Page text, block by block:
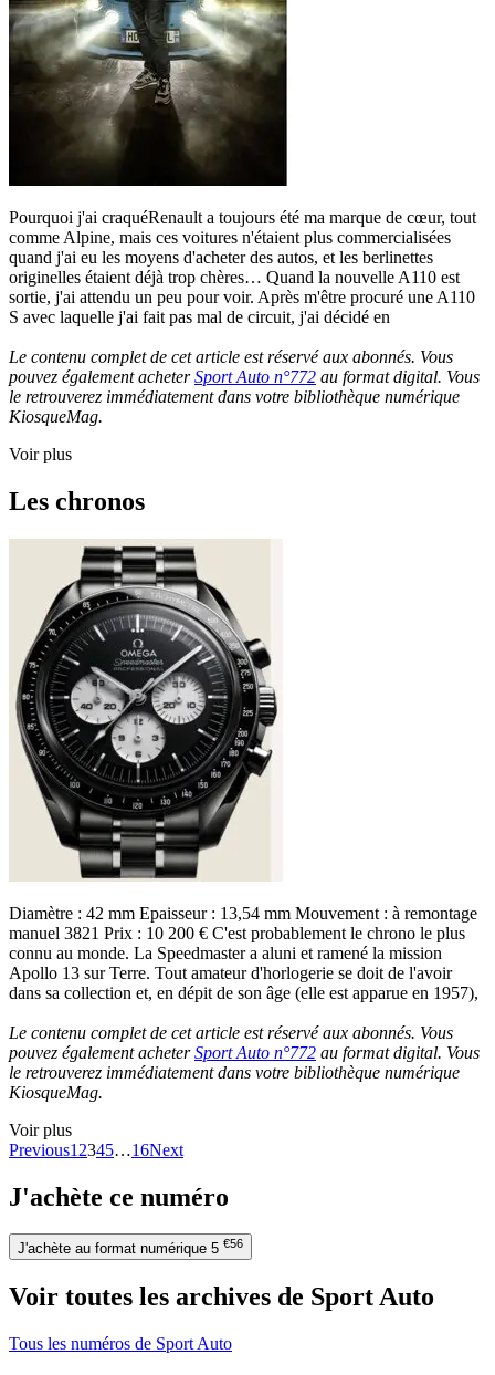
Pourquoi j'ai craquéRenault a toujours été ma marque de cœur, tout
comme Alpine, mais ces voitures n'étaient plus commercialisées
quand j'ai eu les moyens d'acheter des autos, et les berlinettes
originelles étaient déjà trop chères… Quand la nouvelle A110 est
sortie, j'ai attendu un peu pour voir. Après m'être procuré une A110
S avec laquelle j'ai fait pas mal de circuit, j'ai décidé en
Le contenu complet de cet article est réservé aux abonnés. Vous
pouvez également acheterSport Auto n°772 au format digital. Vous
le retrouverez immédiatement dans votre bibliothèque numérique
KiosqueMag.
Voir plus
Les chronos
Diamètre : 42 mm Epaisseur : 13,54 mm Mouvement : à remontage
manuel 3821 Prix : 10 200 € C'est probablement le chrono le plus
connu au monde. La Speedmaster a aluni et ramené la mission
Apollo 13 sur Terre. Tout amateur d'horlogerie se doit de l'avoir
dans sa collection et, en dépit de son âge (elle est apparue en 1957),
Le contenu complet de cet article est réservé aux abonnés. Vous
pouvez également acheterSport Auto n°772 au format digital. Vous
le retrouverez immédiatement dans votre bibliothèque numérique
KiosqueMag.
Voir plus
Previous1 2345…16Next
J'achète ce numéro
J'achète au format numérique 5 €56
Voir toutes les archives de Sport Auto
Tous les numéros de Sport Auto